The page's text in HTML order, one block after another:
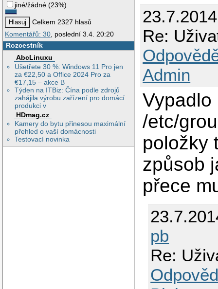
jiné/žádné (23%)
Celkem 2327 hlasů
Komentářů: 30, poslední 3.4. 20:20
Rozcestník
AbcLinuxu
Ušetřete 30 %: Windows 11 Pro jen
za €22,50 a Office 2024 Pro za
€17,15 – akce B
Týden na ITBiz: Čína podle zdrojů
zahájila výrobu zařízení pro domácí
produkci v
HDmag.cz
Kamery do bytu přinesou maximální
přehled o vaší domácnosti
Testovací novinka
Re:
Admin
Vypadlo
/etc/
položky
způsob
přece
pb
Re: